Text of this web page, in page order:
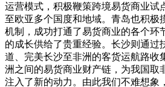
运营模式，积极鞭策跨境易货商业试
至欧亚多个国度和地域。青岛也积极
机制，成功打通了易货商业的各个环
的成长供给了贵重经验。长沙则通过
道、完美长沙至非洲的客货运航路收
洲之间的易货商业财产链，为我国取
注入了新的动力。由此我们不难想象